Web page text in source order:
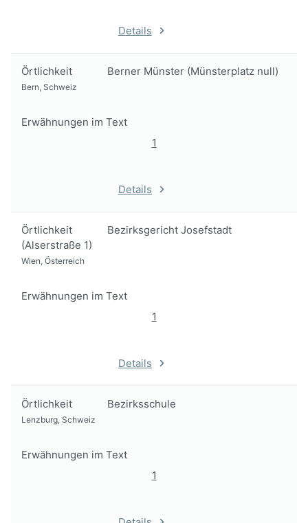
Details
Örtlichkeit Berner Münster (Münsterplatz null)
Bern, Schweiz
Erwähnungen im Text
1
Details
Örtlichkeit
Bezirksgericht Josefstadt
(Alserstraße 1)
Wien, Österreich
Erwähnungen im Text
1
Details
Örtlichkeit Bezirksschule
Lenzburg, Schweiz
Erwähnungen im Text
1